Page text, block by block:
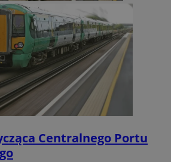
Centralnego Portu